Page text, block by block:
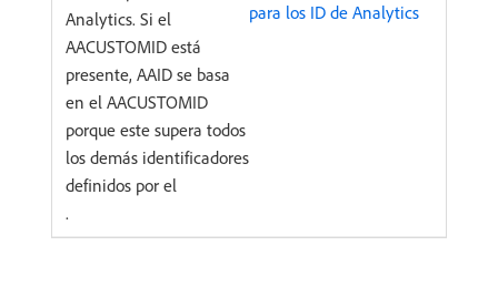
Analytics. Si el
AACUSTOMID está
presente, AAID se basa
en el AACUSTOMID
porque este supera todos
los demás identificadores
definidos por el
para los ID de Analytics
.